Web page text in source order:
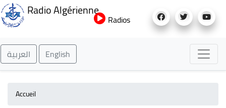
au
Radio Algérienne
Radios
العربية English
Accueil